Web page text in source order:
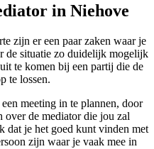
in Niehove
zijn er een paar zaken waar je
de situatie zo duidelijk mogelijk
te komen bij een partij die de
te lossen.
meeting in te plannen, door
over de mediator die jou zal
dat je het goed kunt vinden met
zijn waar je vaak mee in